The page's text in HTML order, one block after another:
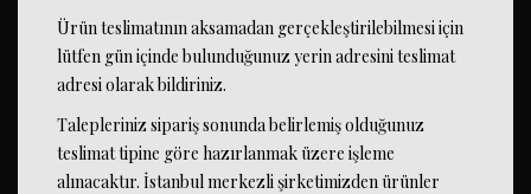
Ürün teslimatının aksamadan gerçekleştirilebilmesi için
lütfen gün içinde bulunduğunuz yerin adresini teslimat
adresi olarak bildiriniz.
Talepleriniz sipariş sonunda belirlemiş olduğunuz
teslimat tipine göre hazırlanmak üzere işleme
alınacaktır. İstanbul merkezli şirketimizden ürünler